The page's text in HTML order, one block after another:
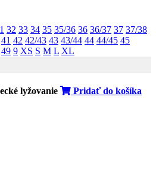
32 33 34 35 35/36 36 36/37 37 37/38
41 42 42/43 43 43/44 44 44/45 45
49 9 XS S M L XL
lyžovanie
Pridať do košíka